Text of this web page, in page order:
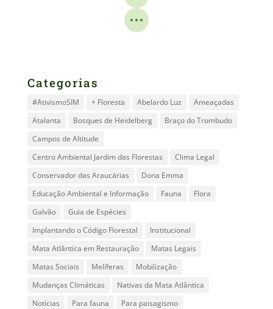
Categorias
#AtivismoSIM + Floresta Abelardo Luz
Ameaçadas
Atalanta
Bosques de Heidelberg
Braço do Trombudo
Campos de Altitude
Centro Ambiental Jardim das Florestas
Clima Legal
Conservador das Araucárias
Dona Emma
Educação Ambiental e Informação
Fauna
Flora
Galvão
Guia de Espécies
Implantando o Código Florestal
Institucional
Mata Atlântica em Restauração
Matas Legais
Matas Sociais
Melíferas
Mobilização
Mudanças Climáticas
Nativas da Mata Atlântica
Notícias
Para fauna
Para paisagismo